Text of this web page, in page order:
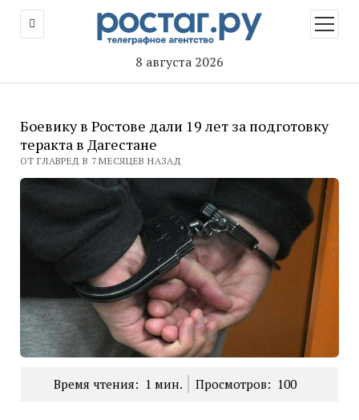
8 августа 2026
меню
Боевику в Ростове дали 19 лет за подготовку
теракта в Дагестане
ОТ ГЛАВРЕД В 7 МЕСЯЦЕВ НАЗАД
Время чтения: 1 мин. Просмотров: 100